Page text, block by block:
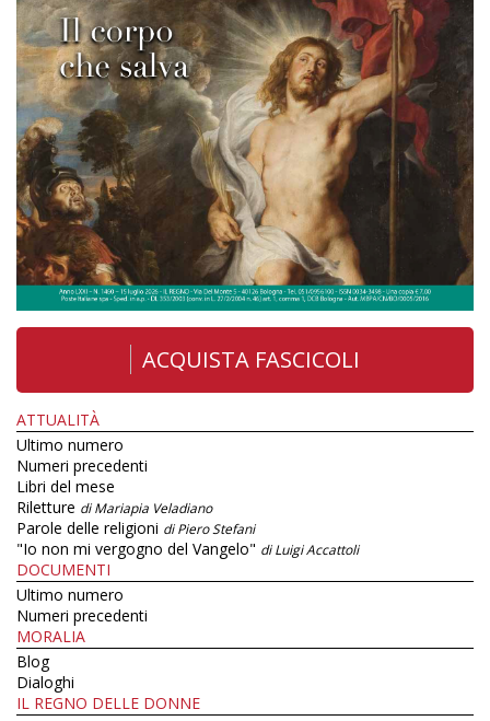
ACQUISTA FASCICOLI
ATTUALITÀ
Ultimo numero
Numeri precedenti
Libri del mese
Riletture di Mariapia Veladiano
Parole delle religioni di Piero Stefani
"Io non mi vergogno del Vangelo" di Luigi Accattoli
DOCUMENTI
Ultimo numero
Numeri precedenti
MORALIA
Blog
Dialoghi
IL REGNO DELLE DONNE